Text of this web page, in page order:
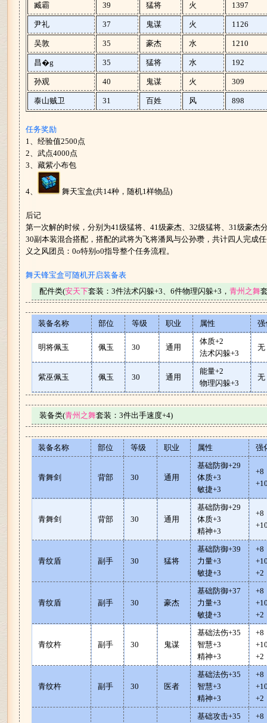
臧霸 39 猛将 火 1397
尹礼 37 鬼谋 火 1126
吴敦 35 豪杰 水 1210
昌�g 35 猛将 水 192
孙观 40 鬼谋 火 309
泰山贼卫 31 百姓 风 898
任务奖励
1、经验值2500点
2、武点4000点
3、藏紫小布包
4、 舞天宝盒(共14种，随机1样物品)
后记
第一次解的时候，分别为41级猛将、41级豪杰、32级猛将、31级豪杰
30副本装混合搭配，搭配的武将为飞将潘凤与公孙瓒，共计四人完成
义之风团员：0o特别o0指导整个任务流程。
舞天锋宝盒可随机开启装备表
配件类(安天下套装：3件法术闪躲+3、6件物理闪躲+3， 青州之舞
装备名称 部位 等级 职业 属性 强
明将佩玉 佩玉 30 通用
体质+2
法术闪躲+3
无
紫巫佩玉 佩玉 30 通用
能量+2
物理闪躲+3
无
装备类(青州之舞套装：3件出手速度+4)
装备名称 部位 等级 职业 属性 强
青舞剑 背部 30 通用
基础防御+29
体质+3
敏捷+3
+8
青舞剑 背部 30 通用
基础防御+29
体质+3
精神+3
+8
青纹盾 副手 30 猛将
基础防御+39
力量+3
敏捷+3
+8
+2
青纹盾 副手 30 豪杰
基础防御+37
力量+3
敏捷+3
+8
+2
青纹杵 副手 30 鬼谋
基础法伤+35
智慧+3
精神+3
+8
+2
青纹杵 副手 30 医者
基础法伤+35
智慧+3
精神+3
+8
+2
基础攻击+35
+8